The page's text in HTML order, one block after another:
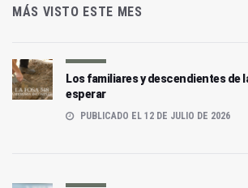
MÁS VISTO ESTE MES
Los familiares y descendientes de
esperar
PUBLICADO EL 12 DE JULIO DE 2026